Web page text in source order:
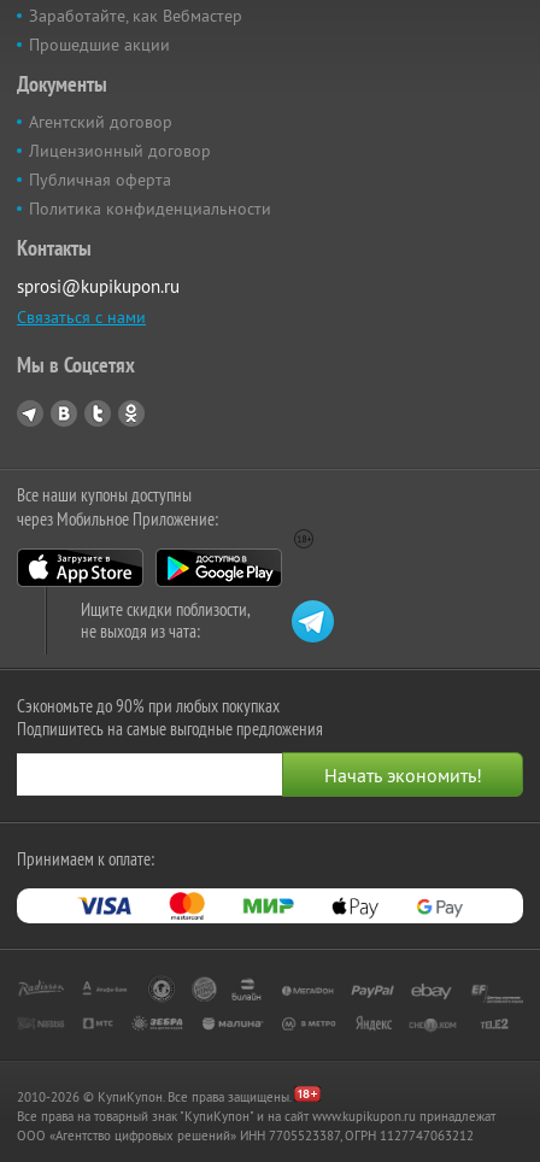
Заработайте, как Вебмастер
Прошедшие акции
Документы
Агентский договор
Лицензионный договор
Публичная оферта
Политика конфиденциальности
Контакты
sprosi@kupikupon.ru
Связаться с нами
Мы в Соцсетях
Все наши купоны доступны
через Мобильное Приложение:
Ищите скидки поблизости,
не выходя из чата:
Сэкономьте до 90% при любых покупках
Подпишитесь на самые выгодные предложения
Принимаем к оплате:
2010-2026 © КупиКупон. Все права защищены.
Все права на товарный знак "КупиКупон" и на сайт www.kupikupon.ru принадлежат
OOO «Агентство цифровых решений» ИНН 7705523387, ОГРН 1127747063212